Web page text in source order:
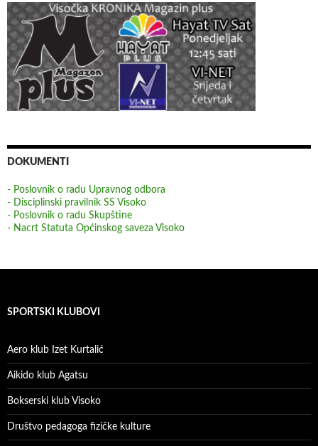
DOKUMENTI
- Poslovnik o radu Upravnog odbora
- Disciplinski pravilnik SS Visoko
- Poslovnik o radu Skupštine
- Nacrt Statuta Općinskog saveza Visoko
SPORTSKI KLUBOVI
Aero klub Izet Kurtalić
Aikido klub Agatsu
Bokserski klub Visoko
Društvo pedagoga fizičke kulture